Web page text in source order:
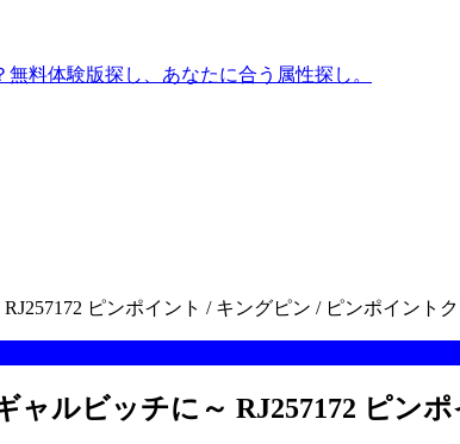
料体験版探し、あなたに合う属性探し。
ピンポイント / キングピン / ピンポイント
ルビッチに～ RJ257172 ピン